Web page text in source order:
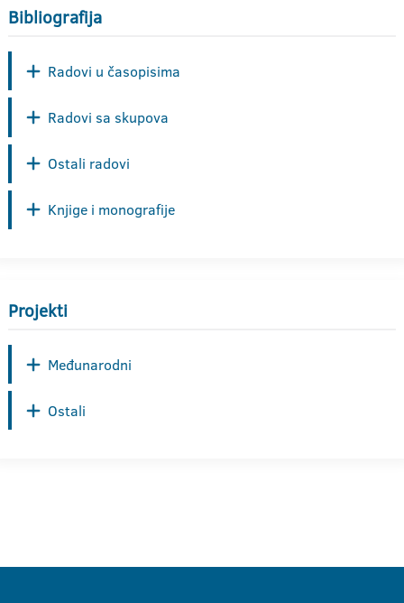
Bibliografija
Radovi u časopisima
Radovi sa skupova
Ostali radovi
Knjige i monografije
Projekti
Međunarodni
Ostali